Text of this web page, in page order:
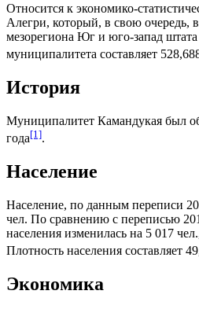
Относится к экономико-
Алегри, который, в свою очередь,
мезорегиона Юг и юго-запад
муниципалитета составляет
История
Муниципалитет Камандукая был
года[1].
Население
Население, по данным переписи
чел. По сравнению с переписью
населения изменилась на 5 017
Плотность населения составляет
Экономика